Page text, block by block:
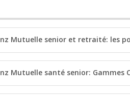
Mutuelle senior et retraité: les
Mutuelle santé senior: Gammes